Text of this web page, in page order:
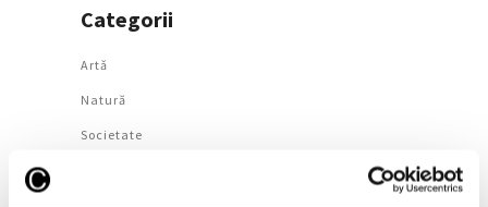
Categorii
Artǎ
Natură
Societate